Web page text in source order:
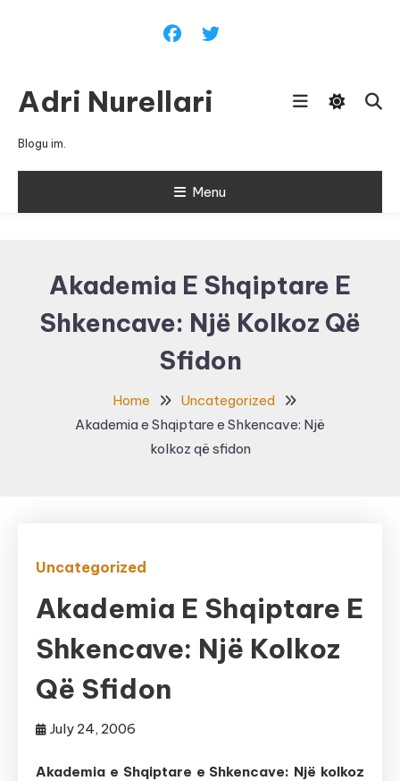
Adri Nurellari
Blogu im.
Menu
Akademia E Shqiptare E
Shkencave: Një Kolkoz Që
Sfidon
Home
Uncategorized
Akademia e Shqiptare e Shkencave: Një
kolkoz që sfidon
Uncategorized
Akademia E Shqiptare E
Shkencave: Një Kolkoz
Që Sfidon
July 24, 2006
Akademia e Shqiptare e Shkencave: Një kolkoz